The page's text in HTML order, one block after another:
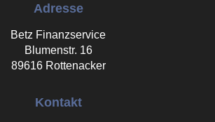
Adresse
Betz Finanzservice
Blumenstr. 16
89616 Rottenacker
Kontakt